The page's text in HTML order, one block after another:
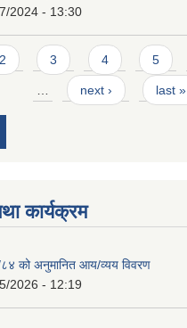
2024 - 13:30
2 3 4 5
… next › last »
कार्यक्रम
को अनुमानित आय/व्यय विवरण
2026 - 12:19